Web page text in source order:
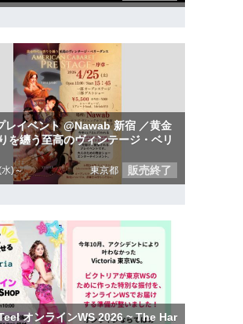
レイベント @Nawab 新宿 ／黄金
を纏う至高のヴィンテージ・ベリ
)～ 東京都 販売終了
オンラインWS 2026 ~ The Har